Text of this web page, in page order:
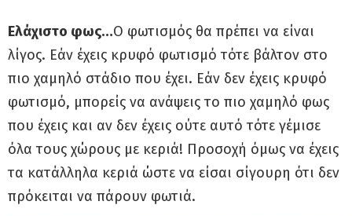
Ελάχιστο φως…Ο φωτισμός θα πρέπει να είναι
λίγος. Εάν έχεις κρυφό φωτισμό τότε βάλτον στο
πιο χαμηλό στάδιο που έχει. Εάν δεν έχεις κρυφό
φωτισμό, μπορείς να ανάψεις το πιο χαμηλό φως
που έχεις και αν δεν έχεις ούτε αυτό τότε γέμισε
όλα τους χώρους με κεριά! Προσοχή όμως να έχεις
τα κατάλληλα κεριά ώστε να είσαι σίγουρη ότι δεν
πρόκειται να πάρουν φωτιά.